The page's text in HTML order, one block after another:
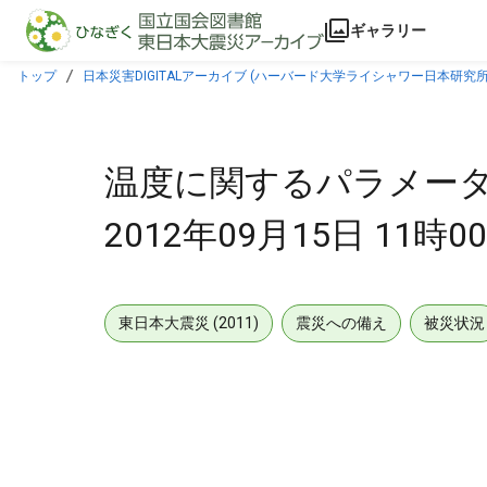
本文に飛ぶ
ギャラリー
トップ 日本災害DIGITALアーカイブ (ハーバード大学ライシャワー日本研究
温度に関するパラメー
2012年09月15日 11時
東日本大震災 (2011) 震災への備え 被災状況